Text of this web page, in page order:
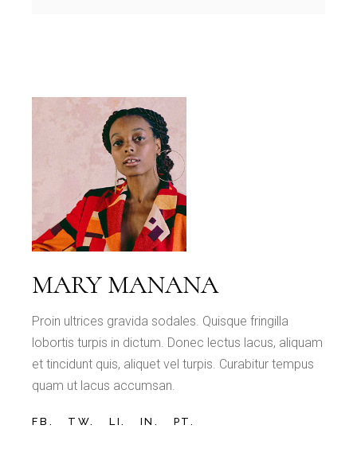
MARY MANANA
Proin ultrices gravida sodales. Quisque fringilla
lobortis turpis in dictum. Donec lectus lacus, aliquam
et tincidunt quis, aliquet vel turpis. Curabitur tempus
quam ut lacus accumsan.
FB. TW. LI. IN. PT.